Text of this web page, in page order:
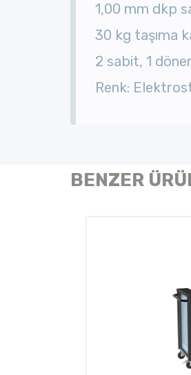
1,00 mm dkp
30 kg taşıma
2 sabit, 1
Renk:
BENZER